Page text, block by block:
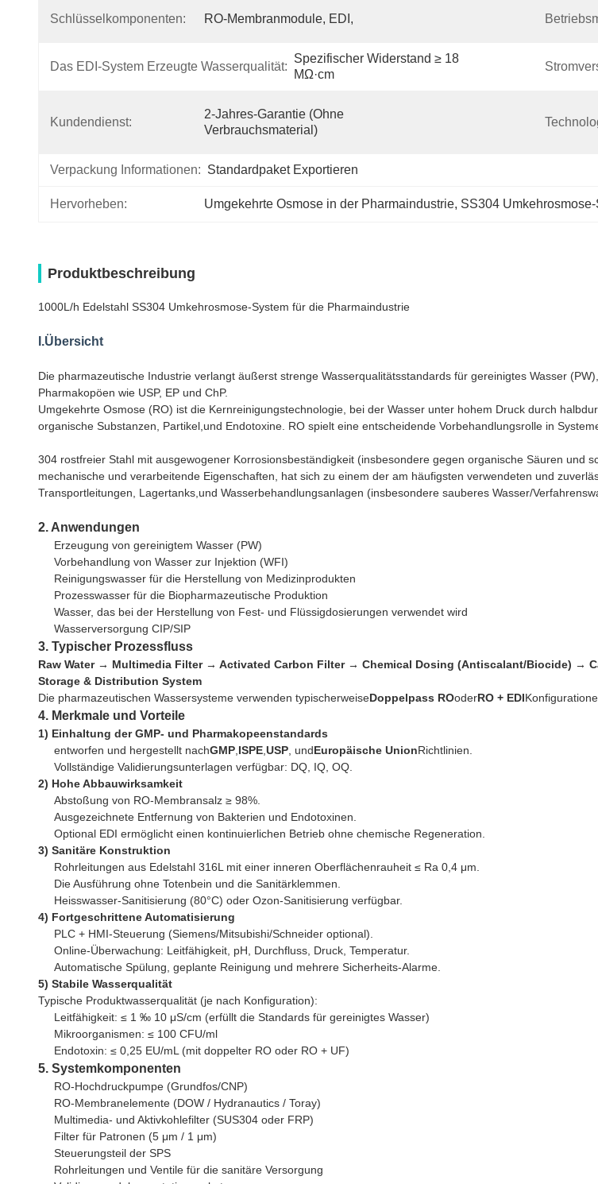
Schlüsselkomponenten: RO-Membranmodule, EDI,
Das EDI-System Erzeugte Wasserqualität:
Spezifischer Widerstand ≥ 18
MΩ·cm
Kundendienst:
2-Jahres-Garantie (ohne
Verbrauchsmaterial)
Verpackung Informationen: Standardpaket Exportieren
Hervorheben: Umgekehrte Osmose in der Pharmaindustrie, SS304
Produktbeschreibung
1000L/h Edelstahl SS304 Umkehrosmose-System für die Pharmaindustrie
I.Übersicht
Die pharmazeutische Industrie verlangt äußerst strenge Wasserqualitätsstandards für gereinigtes Wasser
Pharmakopöen wie USP, EP und ChP.
Umgekehrte Osmose (RO) ist die Kernreinigungstechnologie, bei der Wasser unter hohem Druck durch
organische Substanzen, Partikel,und Endotoxine. RO spielt eine entscheidende Vorbehandlungsrolle in
304 rostfreier Stahl mit ausgewogener Korrosionsbeständigkeit (insbesondere gegen organische Säuren und
mechanische und verarbeitende Eigenschaften, hat sich zu einem der am häufigsten verwendeten und
Transportleitungen, Lagertanks,und Wasserbehandlungsanlagen (insbesondere sauberes Wasser/
2. Anwendungen
Erzeugung von gereinigtem Wasser (PW)
Vorbehandlung von Wasser zur Injektion (WFI)
Reinigungswasser für die Herstellung von Medizinprodukten
Prozesswasser für die Biopharmazeutische Produktion
Wasser, das bei der Herstellung von Fest- und Flüssigdosierungen verwendet wird
Wasserversorgung CIP/SIP
3. Typischer Prozessfluss
Raw Water → Multimedia Filter → Activated Carbon Filter → Chemical Dosing (Antiscalant/Biocide) →
Storage & Distribution System
Die pharmazeutischen Wassersysteme verwenden typischerweiseDoppelpass ROoderRO + EDI
4. Merkmale und Vorteile
1) Einhaltung der GMP- und Pharmakopeenstandards
entworfen und hergestellt nachGMP ISPE USP , undEuropäische UnionRichtlinien.
Vollständige Validierungsunterlagen verfügbar: DQ, IQ, OQ.
2) Hohe Abbauwirksamkeit
Abstoßung von RO-Membransalz ≥ 98%.
Ausgezeichnete Entfernung von Bakterien und Endotoxinen.
Optional EDI ermöglicht einen kontinuierlichen Betrieb ohne chemische Regeneration.
3) Sanitäre Konstruktion
Rohrleitungen aus Edelstahl 316L mit einer inneren Oberflächenrauheit ≤ Ra 0,4 μm.
Die Ausführung ohne Totenbein und die Sanitärklemmen.
Heisswasser-Sanitisierung (80°C) oder Ozon-Sanitisierung verfügbar.
4) Fortgeschrittene Automatisierung
PLC + HMI-Steuerung (Siemens/Mitsubishi/Schneider optional).
Online-Überwachung: Leitfähigkeit, pH, Durchfluss, Druck, Temperatur.
Automatische Spülung, geplante Reinigung und mehrere Sicherheits-Alarme.
5) Stabile Wasserqualität
Typische Produktwasserqualität (je nach Konfiguration):
Leitfähigkeit: ≤ 1 ‰ 10 μS/cm (erfüllt die Standards für gereinigtes Wasser)
Mikroorganismen: ≤ 100 CFU/ml
Endotoxin: ≤ 0,25 EU/mL (mit doppelter RO oder RO + UF)
5. Systemkomponenten
RO-Hochdruckpumpe (Grundfos/CNP)
RO-Membranelemente (DOW / Hydranautics / Toray)
Multimedia- und Aktivkohlefilter (SUS304 oder FRP)
Filter für Patronen (5 μm / 1 μm)
Steuerungsteil der SPS
Rohrleitungen und Ventile für die sanitäre Versorgung